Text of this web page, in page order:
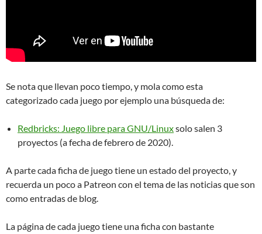
Se nota que llevan poco tiempo, y mola como esta
categorizado cada juego por ejemplo una búsqueda de:
Redbricks: Juego libre para GNU/Linuxsolo salen 3
proyectos (a fecha de febrero de 2020).
A parte cada ficha de juego tiene un estado del proyecto, y
recuerda un poco a Patreon con el tema de las noticias que son
como entradas de blog.
La página de cada juego tiene una ficha con bastante